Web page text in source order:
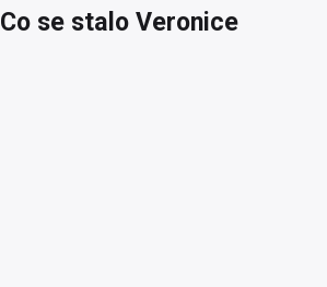
Co se stalo Veronice